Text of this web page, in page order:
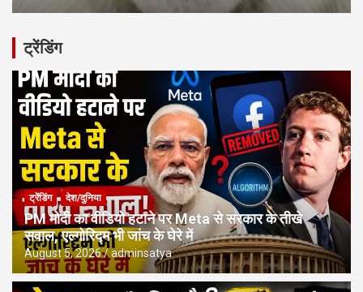
ट्रेंडिंग
ट्रेंडिंग देश/दुनिया
PM मोदी का वीडियो हटाने पर Meta से सरकार के तीखे
सवाल, एल्गोरिद्म भी जांच के घेरे में
August 5, 2026 adminsatya